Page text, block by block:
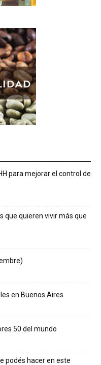
para mejorar el control de
que quieren vivir más que
en Buenos Aires
50 del mundo
podés hacer en este